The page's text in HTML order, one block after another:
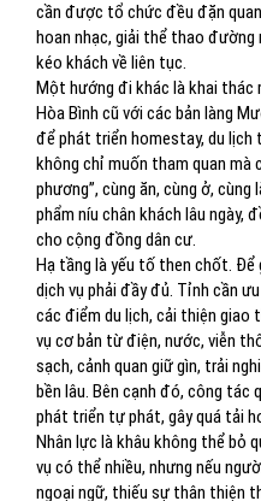
cần được tổ chức đều đặn
hoan nhạc, giải thể thao đường
kéo khách về liên tục.
Một hướng đi khác là khai thác
Hòa Bình cũ với các bản làng
để phát triển homestay, du lịch
không chỉ muốn tham quan mà
phương”, cùng ăn, cùng ở,
phẩm níu chân khách lâu
cho cộng đồng dân cư.
Hạ tầng là yếu tố then chốt. Để
dịch vụ phải đầy đủ. Tỉnh cần
các điểm du lịch, cải thiện giao
vụ cơ bản từ điện, nước, viễn
sạch, cảnh quan giữ gìn, trải
bền lâu. Bên cạnh đó, công tác
phát triển tự phát, gây quá tải
Nhân lực là khâu không thể bỏ
vụ có thể nhiều, nhưng nếu
ngoại ngữ, thiếu sự thân thiện